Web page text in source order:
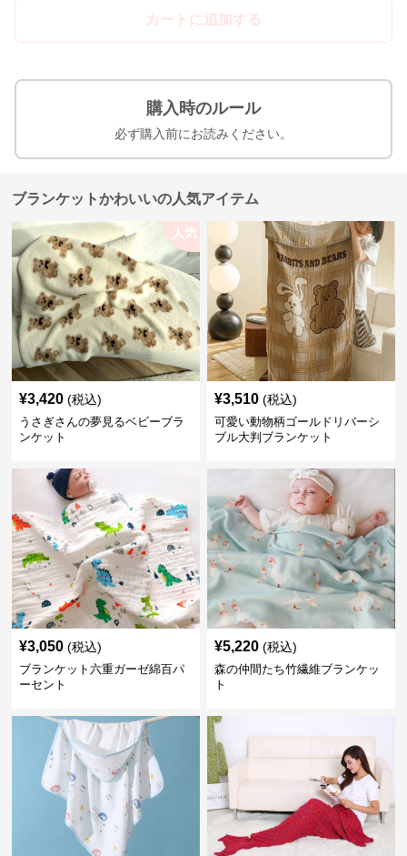
カートに追加する
購入時のルール
必ず購入前にお読みください。
ブランケットかわいいの人気アイテム
人気
¥3,420 (税込)
うさぎさんの夢見るベビーブラ
ンケット
¥3,510 (税込)
可愛い動物柄ゴールドリバーシ
ブル大判ブランケット
¥3,050 (税込)
ブランケット六重ガーゼ綿百パ
ーセント
¥5,220 (税込)
森の仲間たち竹繊維ブランケッ
ト